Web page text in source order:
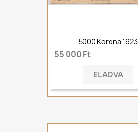
5000 Korona 1923
55 000 Ft
ELADVA